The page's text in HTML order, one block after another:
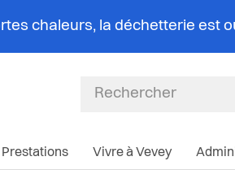
chaleurs, la déchetterie est
Prestations Vivre à Vevey